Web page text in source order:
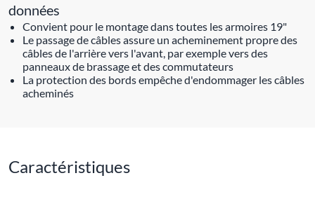
données
Convient pour le montage dans toutes les armoires 19"
Le passage de câbles assure un acheminement propre des
câbles de l'arrière vers l'avant, par exemple vers des
panneaux de brassage et des commutateurs
La protection des bords empêche d'endommager les câbles
acheminés
Caractéristiques